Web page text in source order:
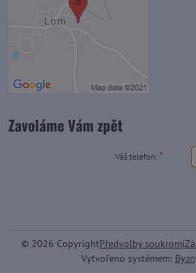
Zavoláme Vám zpět
© 2026 CopyrightPředvolby soukromí
Vytvořeno systémem: